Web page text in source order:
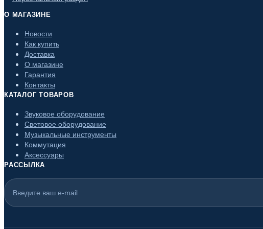
О МАГАЗИНЕ
Новости
Как купить
Доставка
О магазине
Гарантия
Контакты
КАТАЛОГ ТОВАРОВ
Звуковое оборудование
Световое оборудование
Музыкальные инструменты
Коммутация
Аксессуары
РАССЫЛКА